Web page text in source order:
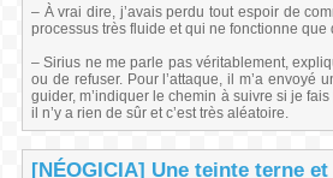
– À vrai dire, j’avais perdu tout espoir de
processus très fluide et qui ne fonctionne
– Sirius ne me parle pas véritablement,
ou de refuser. Pour l’attaque, il m’a envoyé
guider, m’indiquer le chemin à suivre si je
il n’y a rien de sûr et c’est très aléatoire.
[NÉOGICIA] Une teinte terne